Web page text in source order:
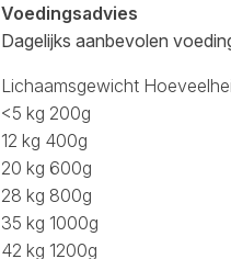
Voedingsadvies
Dagelijks aanbevolen
Lichaamsgewicht
<5 kg 200g
12 kg 400g
20 kg 600g
28 kg 800g
35 kg 1000g
42 kg 1200g